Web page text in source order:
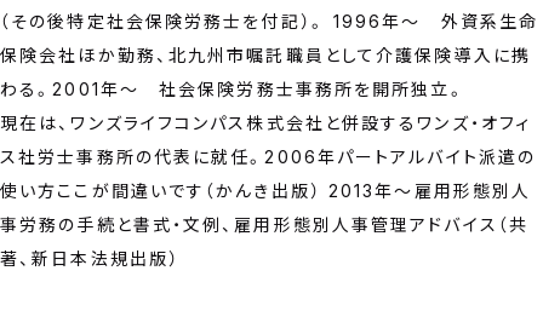
（その後特定社会保険労務士を付記）。 1996年～ 外資系生命
保険会社ほか勤務、北九州市嘱託職員として介護保険導入に携
わる。2001年～ 社会保険労務士事務所を開所独立。
現在は、ワンズライフコンパス株式会社と併設するワンズ・オフィ
ス社労士事務所の代表に就任。2006年パートアルバイト派遣の
使い方ここが間違いです（かんき出版） 2013年～雇用形態別人
事労務の手続と書式・文例、雇用形態別人事管理アドバイス（共
著、新日本法規出版）